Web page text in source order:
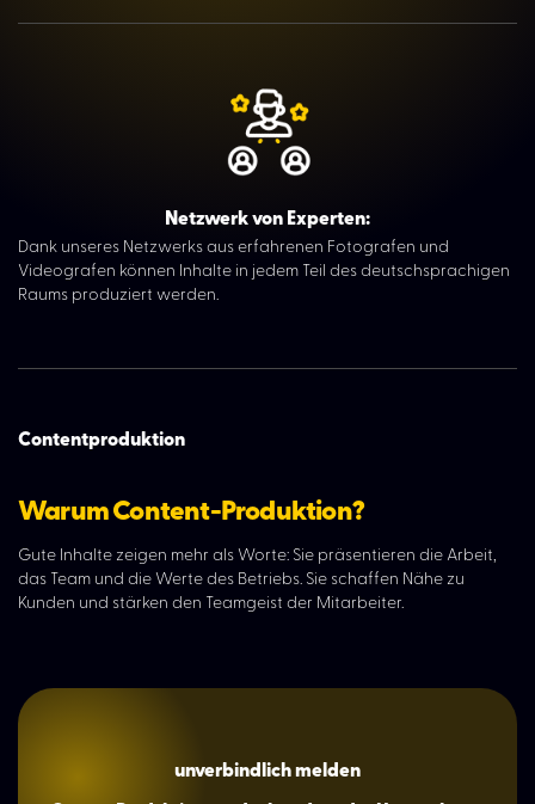
Netzwerk von Experten:
Dank unseres Netzwerks aus erfahrenen Fotografen und
Videografen können Inhalte in jedem Teil des deutschsprachigen
Raums produziert werden.
Contentproduktion
Warum Content-Produktion?
Gute Inhalte zeigen mehr als Worte: Sie präsentieren die Arbeit,
das Team und die Werte des Betriebs. Sie schaffen Nähe zu
Kunden und stärken den Teamgeist der Mitarbeiter.
unverbindlich melden